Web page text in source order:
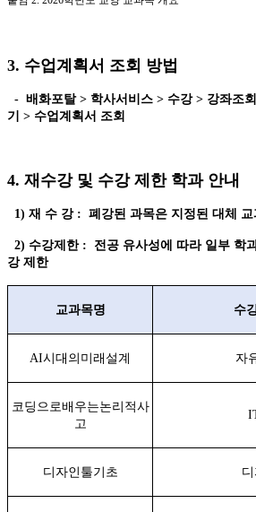
3. 수업계획서 조회 방법
- 배화포탈 > 학사서비스 > 수강 > 강좌조회
기 > 수업계획서 조회
4. 재수강 및 수강 제한 학과 안내
1) 재 수 강 : 폐강된 과목은 지정된 대체
2) 수강제한 : 전공 유사성에 따라 일부 학
강 제한
교과목명 수
AI시대의미래설계 자
코딩으로배우는논리적사
고
디자인툴기초